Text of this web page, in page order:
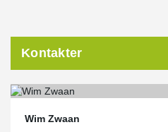
Kontakter
Wim Zwaan